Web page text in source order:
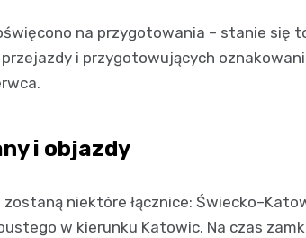
na przygotowania – stanie się
i przygotowujących
i objazdy
niektóre łącznice:
w kierunku Katowic. Na czas